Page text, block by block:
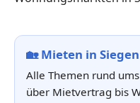
🏡Mieten in Siegen
Alle Themen rund
über Mietvertrag bis